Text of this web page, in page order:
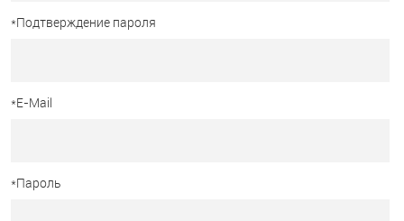
*Подтверждение пароля
*E-Mail
*Пароль